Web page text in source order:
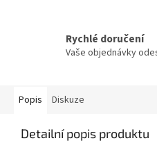
Rychlé doručení
Vaše objednávky
Popis Diskuze
Detailní popis produktu